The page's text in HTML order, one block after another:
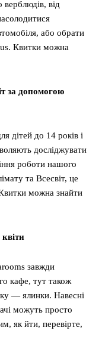
верблюдів, від
або обрати
Квитки можна
за допомогою
дітей до 14 років і
досліджувати
роботи нашого
та Всесвіт, це
можна знайти
завжди
кафе, тут також
— ялинки. Навесні
можуть просто
як йти, перевірте,